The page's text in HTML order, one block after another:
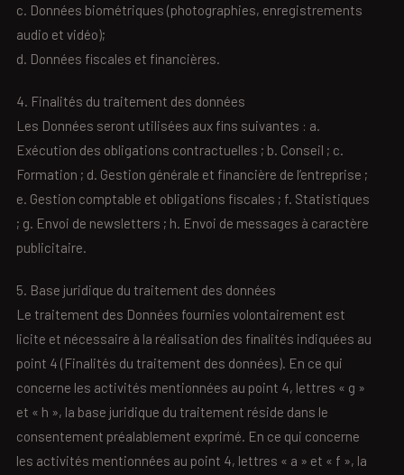
c. Données biométriques (photographies, enregistrements
audio et vidéo);
d. Données fiscales et financières.
4. Finalités du traitement des données
Les Données seront utilisées aux fins suivantes : a.
Exécution des obligations contractuelles ; b. Conseil ; c.
Formation ; d. Gestion générale et financière de l’entreprise ;
e. Gestion comptable et obligations fiscales ; f. Statistiques
; g. Envoi de newsletters ; h. Envoi de messages à caractère
publicitaire.
5. Base juridique du traitement des données
Le traitement des Données fournies volontairement est
licite et nécessaire à la réalisation des finalités indiquées au
point 4 (Finalités du traitement des données). En ce qui
concerne les activités mentionnées au point 4, lettres « g »
et « h », la base juridique du traitement réside dans le
consentement préalablement exprimé. En ce qui concerne
les activités mentionnées au point 4, lettres « a » et « f », la